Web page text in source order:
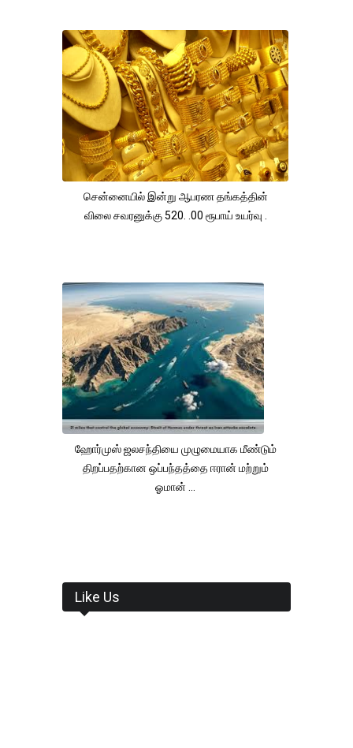
சென்னையில் இன்று ஆபரண தங்கத்தின்
விலை சவரனுக்கு 520. .00 ரூபாய் உயர்வு .
ஹோர்முஸ் ஜலசந்தியை முழுமையாக மீண்டும்
திறப்பதற்கான ஒப்பந்தத்தை ஈரான் மற்றும்
ஓமான் ...
Like Us